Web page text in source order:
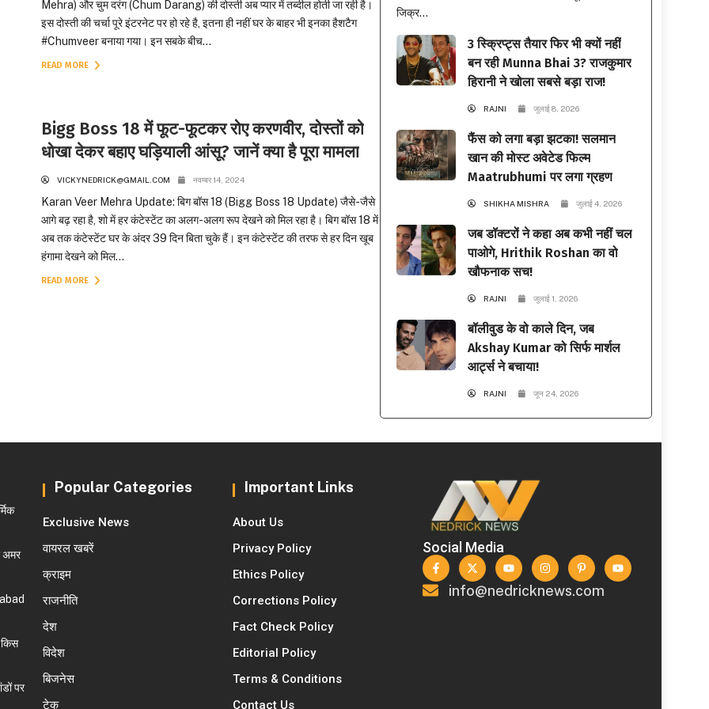
Mehra) और चुम दरंग (Chum Darang) की दोस्ती अब प्यार में तब्दील होती जा रही है।
इस दोस्ती की चर्चा पूरे इंटरनेट पर हो रहे है, इतना ही नहीं घर के बाहर भी इनका हैशटैग
#Chumveer बनाया गया। इन सबके बीच...
READ MORE
Bigg Boss 18 में फूट-फूटकर रोए करणवीर, दोस्तों को
धोखा देकर बहाए घड़ियाली आंसू? जानें क्या है पूरा मामला
VICKYNEDRICK@GMAIL.COM नवम्बर 14, 2024
Karan Veer Mehra Update: बिग बॉस 18 (Bigg Boss 18 Update) जैसे-जैसे
आगे बढ़ रहा है, शो में हर कंटेस्टेंट का अलग-अलग रूप देखने को मिल रहा है। बिग बॉस 18 में
अब तक कंटेस्टेंट घर के अंदर 39 दिन बिता चुके हैं। इन कंटेस्टेंट की तरफ से हर दिन खूब
हंगामा देखने को मिल...
READ MORE
जिक्र...
3 स्क्रिप्ट्स तैयार फिर भी क्यों नहीं
बन रही Munna Bhai 3? राजकुमार
हिरानी ने खोला सबसे बड़ा राज!
RAJNI जुलाई 8, 2026
फैंस को लगा बड़ा झटका! सलमान
खान की मोस्ट अवेटेड फिल्म
Maatrubhumi पर लगा ग्रहण
SHIKHA MISHRA जुलाई 4, 2026
जब डॉक्टरों ने कहा अब कभी नहीं चल
पाओगे, Hrithik Roshan का वो
खौफनाक सच!
RAJNI जुलाई 1, 2026
बॉलीवुड के वो काले दिन, जब
Akshay Kumar को सिर्फ मार्शल
आर्ट्स ने बचाया!
RAJNI जून 24, 2026
अमर
पर
Popular Categories
Exclusive News
वायरल खबरें
क्राइम
राजनीति
देश
विदेश
बिजनेस
टेक
Important Links
About Us
Privacy Policy
Ethics Policy
Corrections Policy
Fact Check Policy
Editorial Policy
Terms & Conditions
Contact Us
Social Media
info@nedricknews.com